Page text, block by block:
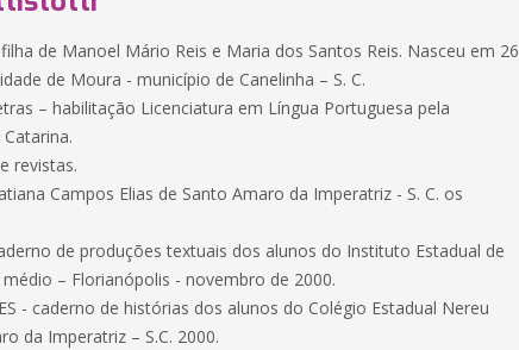
filha de Manoel Mário Reis e Maria dos Santos Reis. Nasceu em 26
de Moura - município de Canelinha – S. C.
– habilitação Licenciatura em Língua Portuguesa pela
revistas.
Campos Elias de Santo Amaro da Imperatriz - S. C. os
de produções textuais dos alunos do Instituto Estadual de
– Florianópolis - novembro de 2000.
- caderno de histórias dos alunos do Colégio Estadual Nereu
da Imperatriz – S.C. 2000.